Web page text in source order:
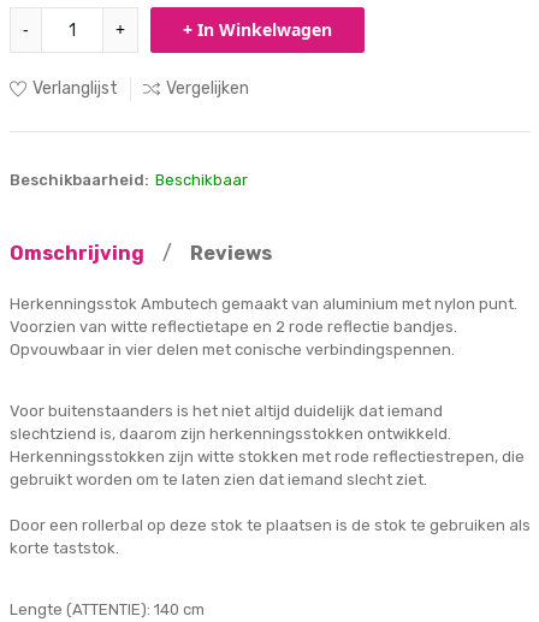
- + + In Winkelwagen
Verlanglijst Vergelijken
Beschikbaarheid: Beschikbaar
Omschrijving / Reviews
Herkenningsstok Ambutech gemaakt van aluminium met nylon punt.
Voorzien van witte reflectietape en 2 rode reflectie bandjes.
Opvouwbaar in vier delen met conische verbindingspennen.
Voor buitenstaanders is het niet altijd duidelijk dat iemand
slechtziend is, daarom zijn herkenningsstokken ontwikkeld.
Herkenningsstokken zijn witte stokken met rode reflectiestrepen, die
gebruikt worden om te laten zien dat iemand slecht ziet.
Door een rollerbal op deze stok te plaatsen is de stok te gebruiken als
korte taststok.
Lengte (ATTENTIE): 140 cm